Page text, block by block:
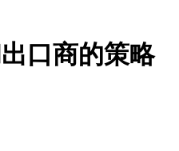
口商的策略